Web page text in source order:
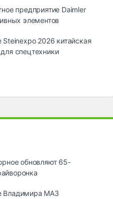
предприятие Daimler
элементов
2026 китайская
спецтехники
обновляют 65-
Владимира МАЗ